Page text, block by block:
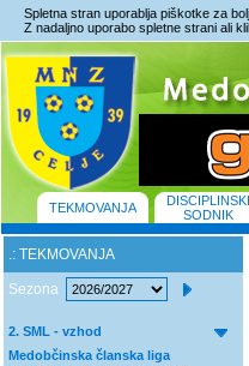
Spletna stran uporablja piškotke za
Z nadaljno uporabo spletne strani ali
TEKMOVANJA
DISCIPLINSKI
SODNIK
.: TEKMOVANJA
Sezona
2. SML - vzhod
Medobčinska članska liga